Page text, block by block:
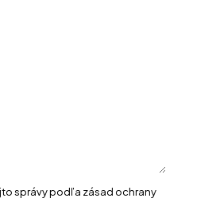
správy podľa zásad ochrany